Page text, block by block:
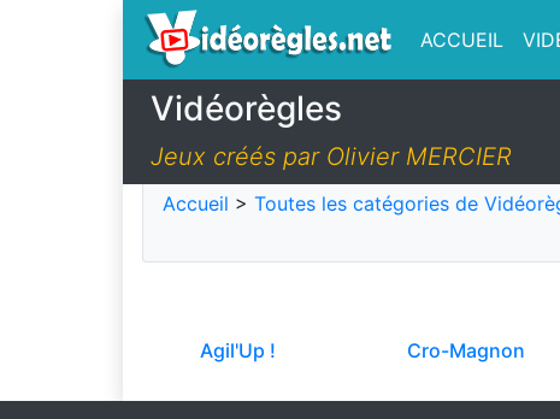
ACCUEIL
Vidéorègles
Jeux créés par Olivier MERCIER
Accueil > Toutes les catégories de
Agil'Up ! Cro-Magnon